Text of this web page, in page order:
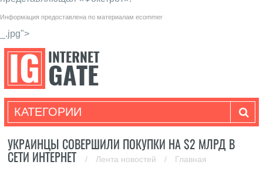
Информация предоставлена по материалам ecommer
_.jpg">
КАТЕГОРИИ
УКРАИНЦЫ СОВЕРШИЛИ ПОКУПКИ НА $2 МЛРД В
СЕТИ ИНТЕРНЕТ
/ Лента новостей / Главная